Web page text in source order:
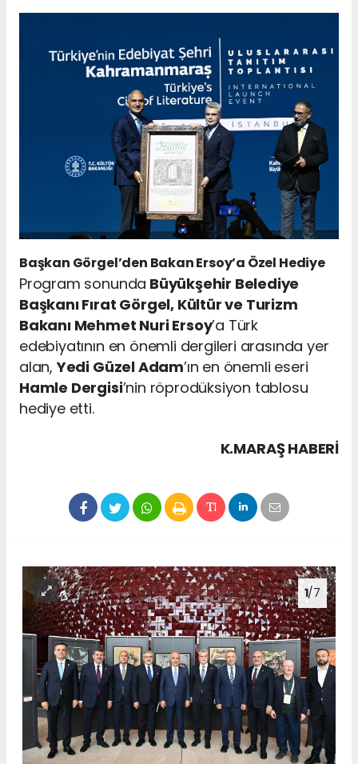
Başkan Görgel’den Bakan Ersoy’a Özel Hediye
Program sonunda Büyükşehir Belediye
Başkanı Fırat Görgel, Kültür ve Turizm
Bakanı Mehmet Nuri Ersoy’a Türk
edebiyatının en önemli dergileri arasında yer
alan,Yedi Güzel Adam’ın en önemli eseri
Hamle Dergisi’nin röprodüksiyon tablosu
hediye etti.
K.MARAŞ HABERİ
1/7